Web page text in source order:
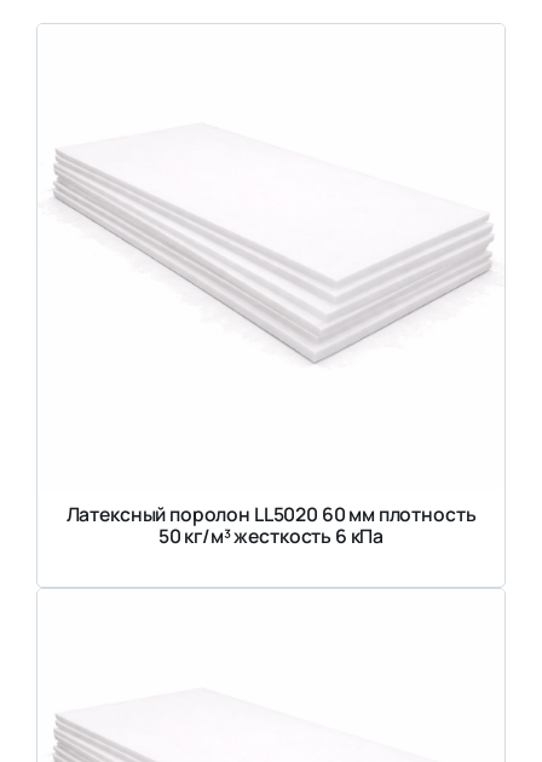
Латексный поролон LL5020 60 мм плотность
50 кг/м³ жесткость 6 кПа